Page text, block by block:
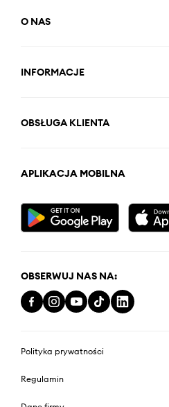
O NAS
INFORMACJE
OBSŁUGA KLIENTA
APLIKACJA MOBILNA
OBSERWUJ NAS NA:
Polityka prywatności
Regulamin